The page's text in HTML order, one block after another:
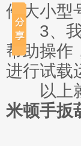
件大小型
3、我
帮助操作
进行试载
以上就
米顿手扳